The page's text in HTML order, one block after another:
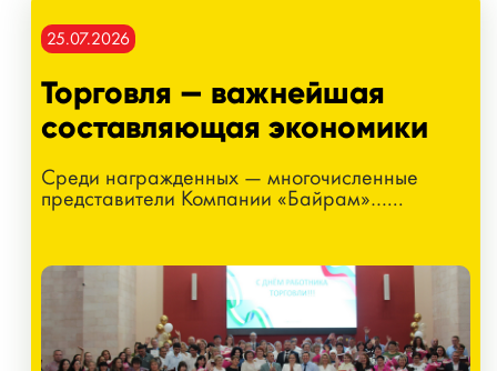
25.07.2026
Торговля — важнейшая
составляющая экономики
Среди награжденных — многочисленные
представители Компании «Байрам»…...